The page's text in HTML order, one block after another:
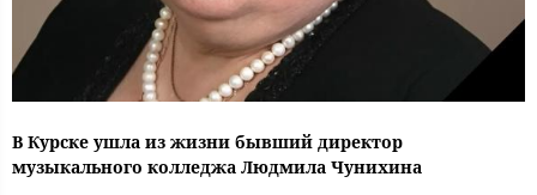
В Курске ушла из жизни бывший директор
музыкального колледжа Людмила Чунихина